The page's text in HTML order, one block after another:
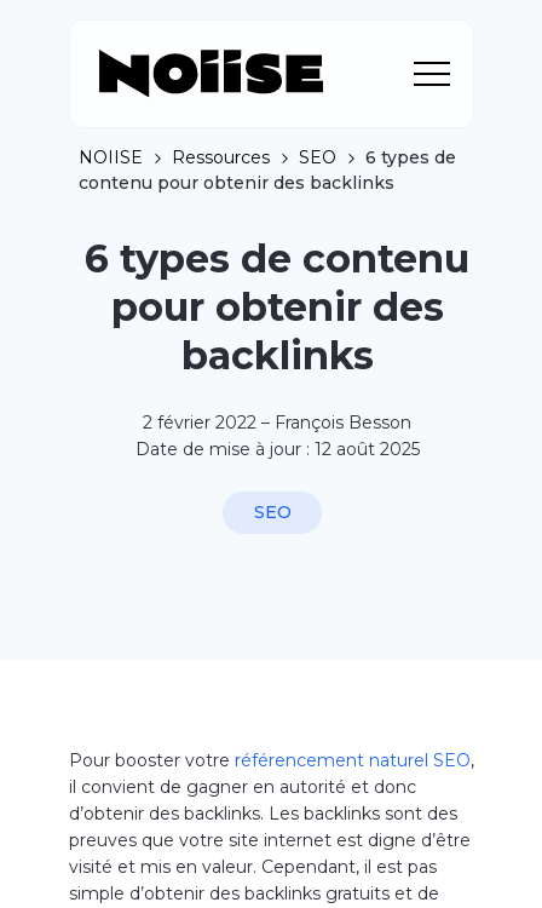
NOIISE Ressources SEO
6 types de
contenu pour obtenir des backlinks
6 types de contenu
pour obtenir des
backlinks
2 février 2022 – François Besson
Date de mise à jour : 12 août 2025
SEO
Pour booster votre référencement naturel SEO,
il convient de gagner en autorité et donc
d’obtenir des backlinks. Les backlinks sont des
preuves que votre site internet est digne d’être
visité et mis en valeur. Cependant, il est pas
simple d’obtenir des backlinks gratuits et de